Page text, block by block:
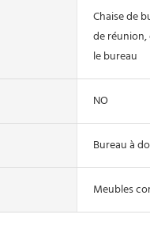
Chaise de
de
le bureau
NO
Bureau à
Meubles